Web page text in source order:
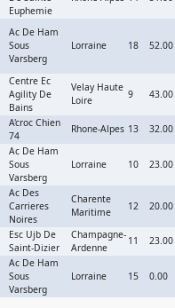
Euphemie
Ac De Ham
Sous
Varsberg
Lorraine 18 52.00
Centre Ec
Agility De
Bains
Velay Haute
Loire
9 43.00
A'croc Chien
74
Rhone-Alpes 13 32.00
Ac De Ham
Sous
Varsberg
Lorraine 10 23.00
Ac Des
Carrieres
Noires
Charente
Maritime
12 20.00
Esc Ujb De
Saint-Dizier
Champagne-
Ardenne
11 23.00
Ac De Ham
Sous
Varsberg
Lorraine 15 0.00